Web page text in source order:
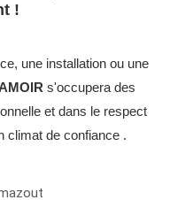
!
une installation ou une
s'occupera des
et dans le respect
climat de confiance .